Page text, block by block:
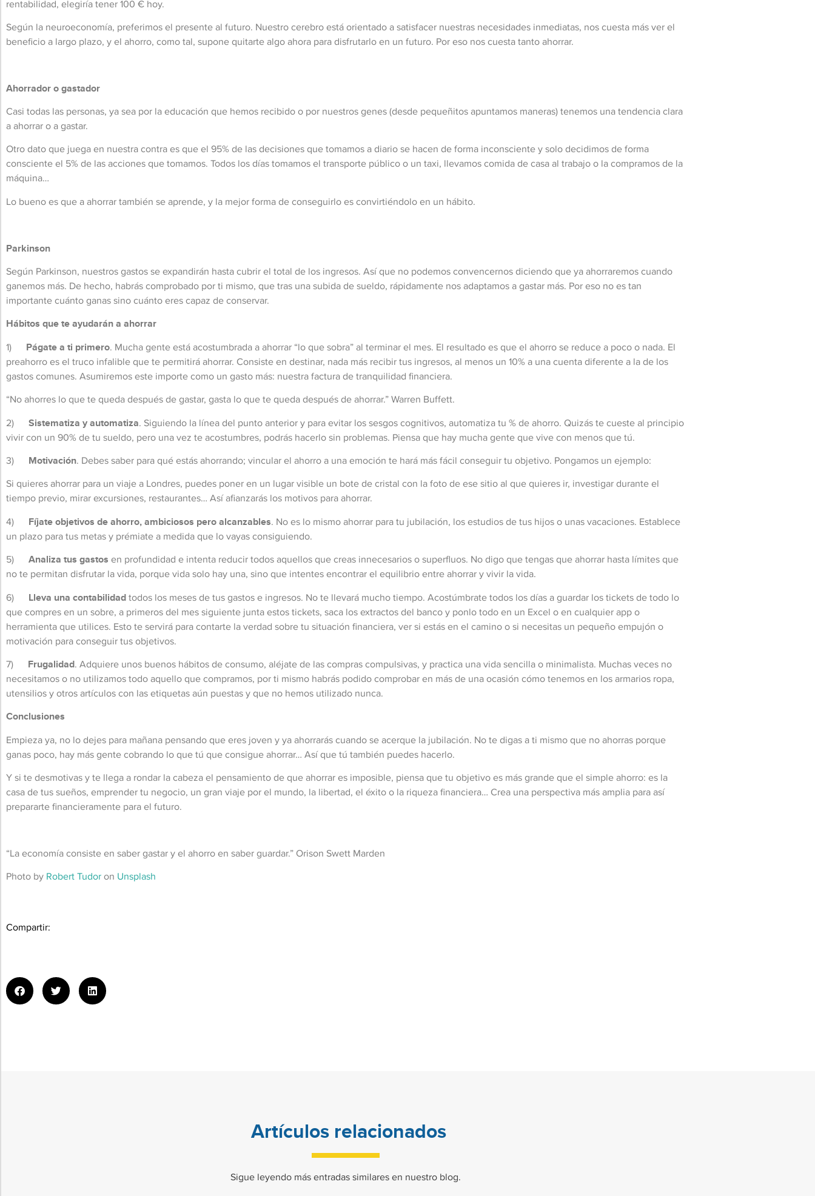
rentabilidad, elegiría tener 100 € hoy.
Según la neuroeconomía, preferimos el presente al futuro. Nuestro cerebro está orientado a satisfacer nuestras necesidades inmediatas, nos cuesta más ver el
beneficio a largo plazo, y el ahorro, como tal, supone quitarte algo ahora para disfrutarlo en un futuro. Por eso nos cuesta tanto ahorrar.
Ahorrador o gastador
Casi todas las personas, ya sea por la educación que hemos recibido o por nuestros genes (desde pequeñitos apuntamos maneras) tenemos una tendencia clara
a ahorrar o a gastar.
Otro dato que juega en nuestra contra es que el 95% de las decisiones que tomamos a diario se hacen de forma inconsciente y solo decidimos de forma
consciente el 5% de las acciones que tomamos. Todos los días tomamos el transporte público o un taxi, llevamos comida de casa al trabajo o la compramos de la
máquina…
Lo bueno es que a ahorrar también se aprende, y la mejor forma de conseguirlo es convirtiéndolo en un hábito.
Parkinson
Según Parkinson, nuestros gastos se expandirán hasta cubrir el total de los ingresos. Así que no podemos convencernos diciendo que ya ahorraremos cuando
ganemos más. De hecho, habrás comprobado por ti mismo, que tras una subida de sueldo, rápidamente nos adaptamos a gastar más. Por eso no es tan
importante cuánto ganas sino cuánto eres capaz de conservar.
Hábitos que te ayudarán a ahorrar
1) Págate a ti primero. Mucha gente está acostumbrada a ahorrar “lo que sobra” al terminar el mes. El resultado es que el ahorro se reduce a poco o nada. El
preahorro es el truco infalible que te permitirá ahorrar. Consiste en destinar, nada más recibir tus ingresos, al menos un 10% a una cuenta diferente a la de los
gastos comunes. Asumiremos este importe como un gasto más: nuestra factura de tranquilidad financiera.
“No ahorres lo que te queda después de gastar, gasta lo que te queda después de ahorrar.” Warren Buffett.
2) Sistematiza y automatiza. Siguiendo la línea del punto anterior y para evitar los sesgos cognitivos, automatiza tu % de ahorro. Quizás te cueste al principio
vivir con un 90% de tu sueldo, pero una vez te acostumbres, podrás hacerlo sin problemas. Piensa que hay mucha gente que vive con menos que tú.
3) Motivación. Debes saber para qué estás ahorrando; vincular el ahorro a una emoción te hará más fácil conseguir tu objetivo. Pongamos un ejemplo:
Si quieres ahorrar para un viaje a Londres, puedes poner en un lugar visible un bote de cristal con la foto de ese sitio al que quieres ir, investigar durante el
tiempo previo, mirar excursiones, restaurantes… Así afianzarás los motivos para ahorrar.
4) Fíjate objetivos de ahorro, ambiciosos pero alcanzables. No es lo mismo ahorrar para tu jubilación, los estudios de tus hijos o unas vacaciones. Establece
un plazo para tus metas y prémiate a medida que lo vayas consiguiendo.
5) Analiza tus gastos en profundidad e intenta reducir todos aquellos que creas innecesarios o superfluos. No digo que tengas que ahorrar hasta límites que
no te permitan disfrutar la vida, porque vida solo hay una, sino que intentes encontrar el equilibrio entre ahorrar y vivir la vida.
6) Lleva una contabilidadtodos los meses de tus gastos e ingresos. No te llevará mucho tiempo. Acostúmbrate todos los días a guardar los tickets de todo lo
que compres en un sobre, a primeros del mes siguiente junta estos tickets, saca los extractos del banco y ponlo todo en un Excel o en cualquier app o
herramienta que utilices. Esto te servirá para contarte la verdad sobre tu situación financiera, ver si estás en el camino o si necesitas un pequeño empujón o
motivación para conseguir tus objetivos.
7) Frugalidad. Adquiere unos buenos hábitos de consumo, aléjate de las compras compulsivas, y practica una vida sencilla o minimalista. Muchas veces no
necesitamos o no utilizamos todo aquello que compramos, por ti mismo habrás podido comprobar en más de una ocasión cómo tenemos en los armarios ropa,
utensilios y otros artículos con las etiquetas aún puestas y que no hemos utilizado nunca.
Conclusiones
Empieza ya, no lo dejes para mañana pensando que eres joven y ya ahorrarás cuando se acerque la jubilación. No te digas a ti mismo que no ahorras porque
ganas poco, hay más gente cobrando lo que tú que consigue ahorrar… Así que tú también puedes hacerlo.
Y si te desmotivas y te llega a rondar la cabeza el pensamiento de que ahorrar es imposible, piensa que tu objetivo es más grande que el simple ahorro: es la
casa de tus sueños, emprender tu negocio, un gran viaje por el mundo, la libertad, el éxito o la riqueza financiera… Crea una perspectiva más amplia para así
prepararte financieramente para el futuro.
“La economía consiste en saber gastar y el ahorro en saber guardar.” Orison Swett Marden
Photo by Robert Tudoron Unsplash
Compartir:
Artículos relacionados
Sigue leyendo más entradas similares en nuestro blog.